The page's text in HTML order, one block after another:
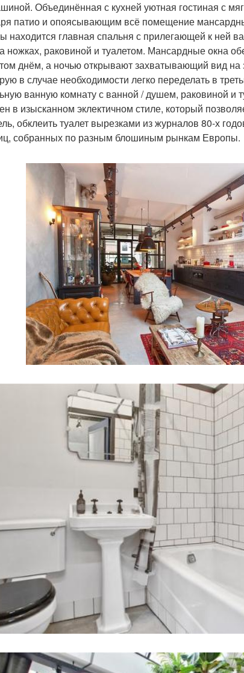
Объединённая с кухней уютная гостиная с
патио и опоясывающим всё помещение
находится главная спальня с прилегающей к ней
ножках, раковиной и туалетом. Мансардные окна
днём, а ночью открывают захватывающий вид на
в случае необходимости легко переделать в
ванную комнату с ванной / душем, раковиной и
в изысканном эклектичном стиле, который
обклеить туалет вырезками из журналов 80-х
собранных по разным блошиным рынкам Европы.